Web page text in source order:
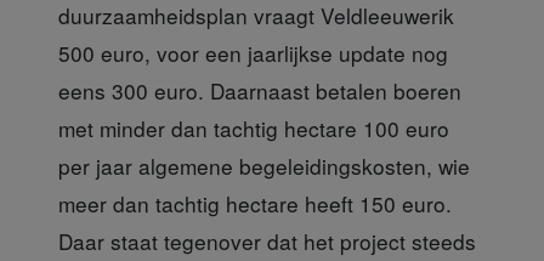
duurzaamheidsplan vraagt Veldleeuwerik
500 euro, voor een jaarlijkse update nog
eens 300 euro. Daarnaast betalen boeren
met minder dan tachtig hectare 100 euro
per jaar algemene begeleidingskosten, wie
meer dan tachtig hectare heeft 150 euro.
Daar staat tegenover dat het project steeds